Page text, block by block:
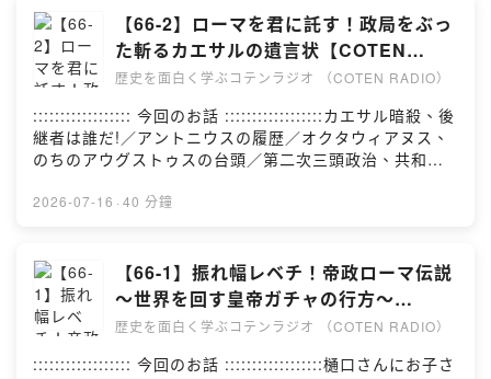
ル：⁠⁠⁠⁠⁠⁠高野菜々子⁠⁠⁠⁠⁠⁠- 制作管理：⁠⁠⁠⁠⁠⁠内山千咲⁠⁠⁠⁠⁠⁠::::::::::::::
COTENについて ::::::::::::::公式サイ
ト：⁠⁠⁠⁠⁠⁠https://coten.co.jp/⁠⁠⁠⁠⁠⁠ 公式X（旧
Twitter）：⁠⁠⁠⁠⁠⁠@CotenInc⁠⁠⁠⁠⁠⁠ 採用情報：⁠⁠⁠⁠⁠⁠こちら⁠⁠⁠⁠⁠⁠::::: ご意
意見・お問い合わせは、お気軽にチャットでお送りくだ
さい。 ▶︎ ⁠⁠⁠⁠⁠⁠お問い合わせ⁠⁠
ースなど、COTENの活動はCOTEN CREWのみなさんの
応援によって成り立っています。 月額サポートで、いっ
しょに人文知を社会に活かす仲間になりませんか？▶︎
⁠⁠⁠⁠⁠⁠COTEN CREWに参加する⁠⁠⁠⁠⁠⁠:::::::::::::::::: クレジット
::::::::::::::::::- 出演：深井龍之介／⁠⁠⁠⁠⁠⁠楊睿之⁠⁠⁠⁠⁠⁠／⁠⁠⁠⁠⁠⁠樋口聖典⁠⁠⁠⁠⁠⁠-
台本制作：深井龍之介／⁠⁠⁠⁠⁠⁠楊睿之⁠⁠⁠⁠⁠⁠／西谷剛史／橋本雅也-
書籍提供：⁠⁠⁠⁠⁠⁠株式会社バリューブックス⁠⁠⁠⁠⁠⁠- 収録スタジ
オ：⁠⁠⁠⁠⁠⁠ACRO.POLIS⁠⁠⁠⁠⁠⁠- 録音エンジニア：山口裕大- 音声編
集：⁠⁠⁠⁠⁠⁠株式会社FUBI⁠⁠⁠⁠⁠⁠- タイトル作成：⁠⁠⁠⁠⁠⁠政光真吾⁠⁠⁠⁠⁠⁠-
ル：⁠⁠⁠⁠⁠⁠高野菜々子⁠⁠⁠⁠⁠⁠- 制作管理：⁠⁠⁠⁠⁠⁠内山千咲⁠⁠⁠⁠⁠⁠::::::::::::::
COTENについて ::::::::::::::公式サイ
ト：⁠⁠⁠⁠⁠⁠https://coten.co.jp/⁠⁠⁠⁠⁠⁠ 公式X（旧
Twitter）：⁠⁠⁠⁠⁠⁠@CotenInc⁠⁠⁠⁠⁠⁠ 採用情報：⁠⁠⁠⁠⁠⁠こちら⁠⁠⁠⁠⁠⁠::::: ご意
意見・お問い合わせは、お気軽にチャットでお送りくだ
【66-2】ローマを君に託す！政局をぶっ
た斬るカエサルの遺言状【COTEN
RADIO 帝政ローマ編2】
歴史を面白く学ぶコテンラジオ （COTEN RADIO）
:::::::::::::::::: 今回のお話 ::::::::::::::::::カエサル暗殺、後
継者は誰だ!／アントニウスの履歴／オクタウィアヌス、
のちのアウグストゥスの台頭／第二次三頭政治、共和制
諸説あります。:::::::::::::::::: 参考文献 ::::::::::::::::::参考
COTENの活動はCOTEN CREWのみなさんの応援によっ
て成り立っています。 月額サポートで、いっしょに人文
知を社会に活かす仲間になりませんか？▶︎ ⁠⁠⁠⁠⁠⁠COTEN
CREWに参加する⁠⁠⁠⁠⁠⁠:::::::::::::::::: クレジット
::::::::::::::::::- 出演：深井龍之介／⁠⁠⁠⁠⁠⁠楊睿之⁠⁠⁠⁠⁠⁠／⁠⁠⁠⁠⁠⁠樋口聖典⁠⁠⁠⁠⁠⁠-
2026-07-16 · 40 分鐘
【66-1】振れ幅レベチ！帝政ローマ伝説
〜世界を回す皇帝ガチャの行方〜
【COTEN RADIO 帝政ローマ編1】
歴史を面白く学ぶコテンラジオ （COTEN RADIO）
:::::::::::::::::: 今回のお話 ::::::::::::::::::樋口さんにお子さ